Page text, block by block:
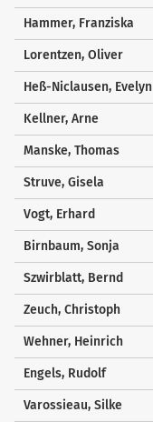
Hammer, Franziska
Lorentzen, Oliver
Heß-Niclausen, Evelyn
Kellner, Arne
Manske, Thomas
Struve, Gisela
Vogt, Erhard
Birnbaum, Sonja
Szwirblatt, Bernd
Zeuch, Christoph
Wehner, Heinrich
Engels, Rudolf
Varossieau, Silke